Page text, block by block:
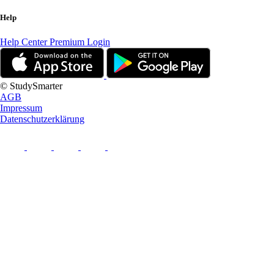
Help
Help CenterPremium Login
© StudySmarter
AGB
Impressum
Datenschutzerklärung